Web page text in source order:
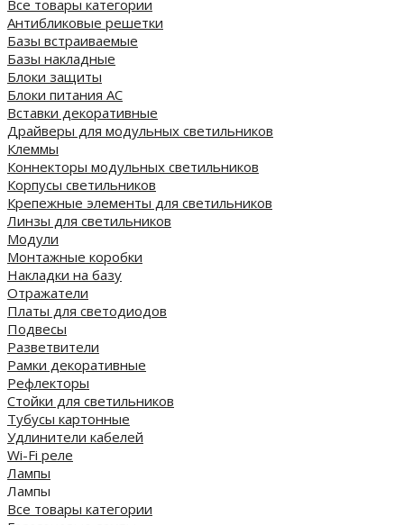
Все товары категории
Антибликовые решетки
Базы встраиваемые
Базы накладные
Блоки защиты
Блоки питания AC
Вставки декоративные
Драйверы для модульных светильников
Клеммы
Коннекторы модульных светильников
Корпусы светильников
Крепежные элементы для светильников
Линзы для светильников
Модули
Монтажные коробки
Накладки на базу
Отражатели
Платы для светодиодов
Подвесы
Разветвители
Рамки декоративные
Рефлекторы
Стойки для светильников
Тубусы картонные
Удлинители кабелей
Wi-Fi реле
Лампы
Лампы
Все товары категории